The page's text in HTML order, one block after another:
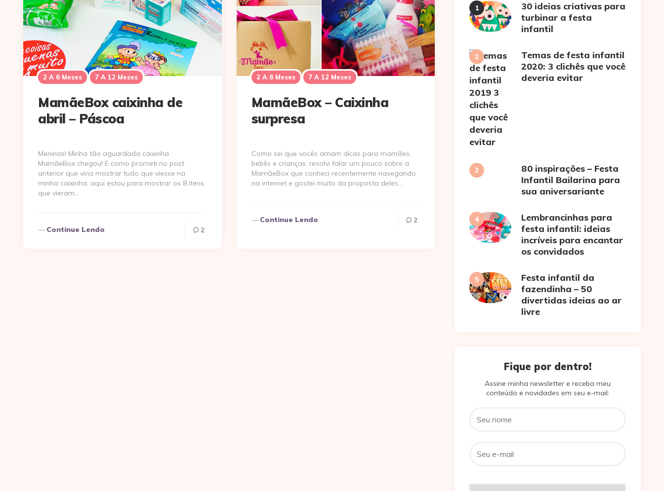
2 A 6 Meses 7 A 12 Meses
MamãeBox caixinha de
abril – Páscoa
Meninas! Minha tão aguardada caixinha
MamãeBox chegou! E como prometi no post
anterior que viria mostrar tudo que viesse na
minha caixinha, aqui estou para mostrar os 8 itens
que vieram…
Continue Lendo 2
2 A 6 Meses 7 A 12 Meses
MamãeBox – Caixinha
surpresa
Como sei que vocês amam dicas para mamães,
bebês e crianças, resolvi falar um pouco sobre a
MamãeBox que conheci recentemente navegando
na internet e gostei muito da proposta deles…
Continue Lendo 2
30 ideias criativas para
turbinar a festa
infantil
Temas de festa infantil
2020: 3 clichês que você
deveria evitar
80 inspirações – Festa
Infantil Bailarina para
sua aniversariante
Lembrancinhas para
festa infantil: ideias
incríveis para encantar
os convidados
Festa infantil da
fazendinha – 50
divertidas ideias ao ar
livre
Fique por dentro!
Assine minha newsletter e receba meu
conteúdo e novidades em seu e-mail: